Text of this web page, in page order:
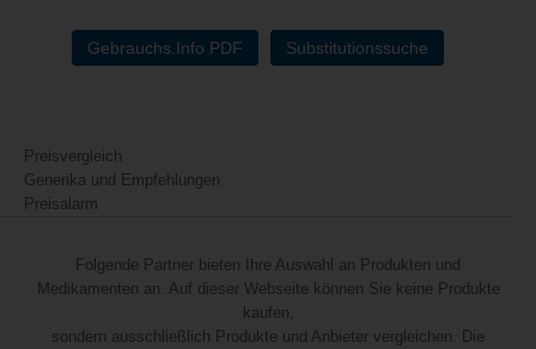
Gebrauchs.Info PDF Substitutionssuche
Preisvergleich
Generika und Empfehlungen
Preisalarm
Folgende Partner bieten Ihre Auswahl an Produkten und
Medikamenten an. Auf dieser Webseite können Sie keine Produkte
kaufen,
sondern ausschließlich Produkte und Anbieter vergleichen. Die